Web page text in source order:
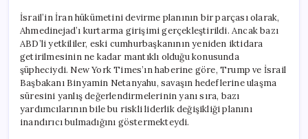
İsrail’in İran hükümetini devirme planının bir parçası olarak,
Ahmedinejad’ı kurtarma girişimi gerçekleştirildi. Ancak bazı
ABD’li yetkililer, eski cumhurbaşkanının yeniden iktidara
getirilmesinin ne kadar mantıklı olduğu konusunda
şüpheciydi. New York Times’ın haberine göre, Trump ve İsrail
Başbakanı Binyamin Netanyahu, savaşın hedeflerine ulaşma
süresini yanlış değerlendirmelerinin yanı sıra, bazı
yardımcılarının bile bu riskli liderlik değişikliği planını
inandırıcı bulmadığını göstermekteydi.